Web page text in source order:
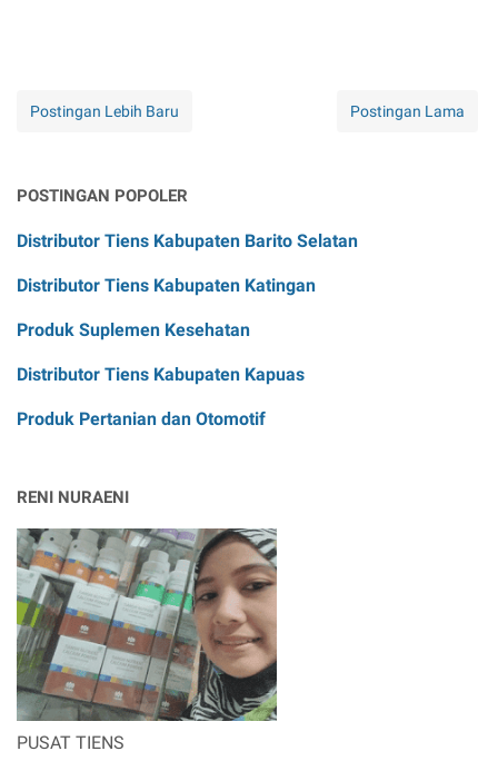
Postingan Lebih Baru Postingan Lama
POSTINGAN POPOLER
Distributor Tiens Kabupaten Barito Selatan
Distributor Tiens Kabupaten Katingan
Produk Suplemen Kesehatan
Distributor Tiens Kabupaten Kapuas
Produk Pertanian dan Otomotif
RENI NURAENI
PUSAT TIENS